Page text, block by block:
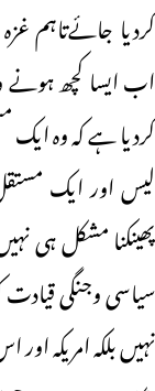
کردیا جائےتاہم
اب ایسا کچھ
کردیا ہے کہ وہ
لیس اور ایک
پھینکنا مشکل ہی
سیاسی وجنگی
نہیں بلکہ امریکہ